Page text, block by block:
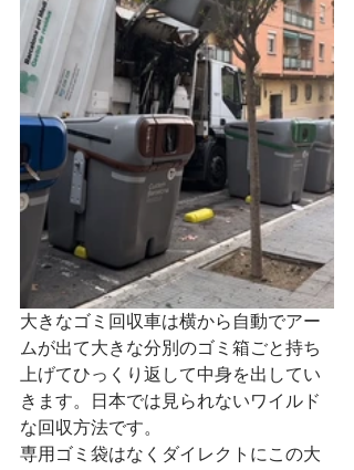
大きなゴミ回収車は横から自動でアー
ムが出て大きな分別のゴミ箱ごと持ち
上げてひっくり返して中身を出してい
きます。日本では見られないワイルド
な回収方法です。
専用ゴミ袋はなくダイレクトにこの大